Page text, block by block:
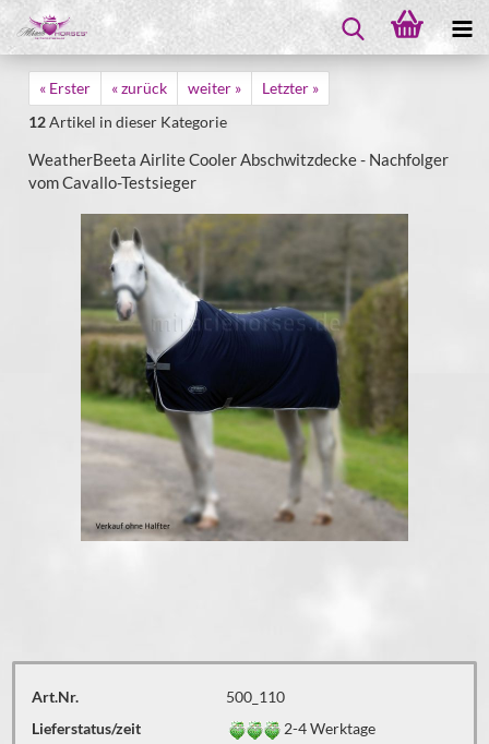
« Erster « zurück weiter »
Letzter »
12Artikel in dieser Kategorie
WeatherBeeta Airlite Cooler Abschwitzdecke - Nachfolger
vom Cavallo-Testsieger
Art.Nr.
500_110
Lieferstatus/zeit
2-4 Werktage